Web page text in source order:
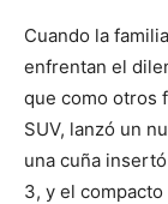
Cuando la
enfrentan el
que como otros
SUV, lanzó un
una cuña
3, y el compacto